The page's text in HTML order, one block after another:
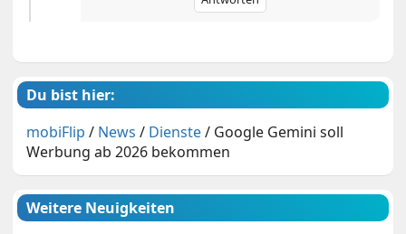
Du bist hier:
mobiFlip / News / Dienste/ Google Gemini soll
Werbung ab 2026 bekommen
Weitere Neuigkeiten